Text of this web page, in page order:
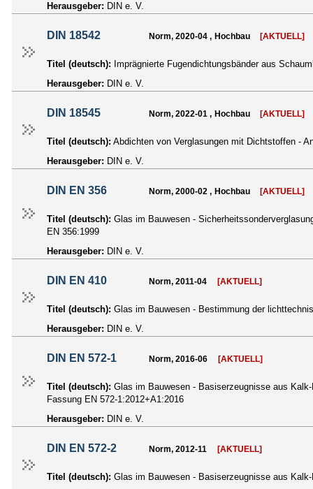
Herausgeber: DIN e. V.
DIN 18542 Norm, 2020-04 , Hochbau [AKTUELL]
Titel (deutsch): Imprägnierte Fugendichtungsbänder aus
Herausgeber: DIN e. V.
DIN 18545 Norm, 2022-01 , Hochbau [AKTUELL]
Titel (deutsch): Abdichten von Verglasungen mit Dichtstoffen -
Herausgeber: DIN e. V.
DIN EN 356 Norm, 2000-02 , Hochbau [AKTUELL]
Titel (deutsch): Glas im Bauwesen -
EN 356:1999
Herausgeber: DIN e. V.
DIN EN 410 Norm, 2011-04 [AKTUELL]
Titel (deutsch): Glas im Bauwesen - Bestimmung der
Herausgeber: DIN e. V.
DIN EN 572-1 Norm, 2016-06 [AKTUELL]
Titel (deutsch): Glas im Bauwesen - Basiserzeugnisse aus
Fassung EN 572-1:2012+A1:2016
Herausgeber: DIN e. V.
DIN EN 572-2 Norm, 2012-11 [AKTUELL]
Titel (deutsch): Glas im Bauwesen - Basiserzeugnisse aus